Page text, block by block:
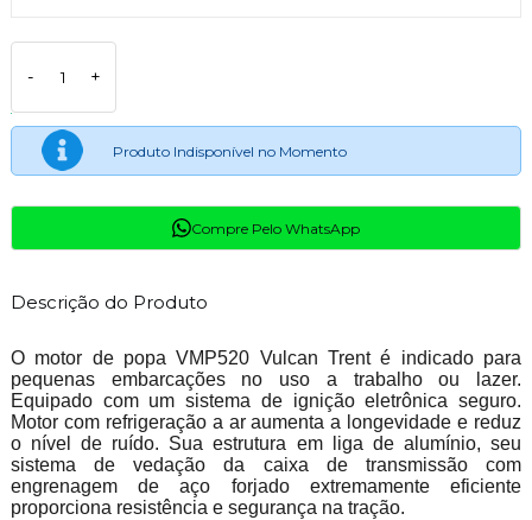
- +
Produto Indisponível no Momento
Compre Pelo WhatsApp
Descrição do Produto
O motor de popa VMP520 Vulcan Trent é indicado para
pequenas embarcações no uso a trabalho ou lazer.
Equipado com um sistema de ignição eletrônica seguro.
Motor com refrigeração a ar aumenta a longevidade e reduz
o nível de ruído. Sua estrutura em liga de alumínio, seu
sistema de vedação da caixa de transmissão com
engrenagem de aço forjado extremamente eficiente
proporciona resistência e segurança na tração.